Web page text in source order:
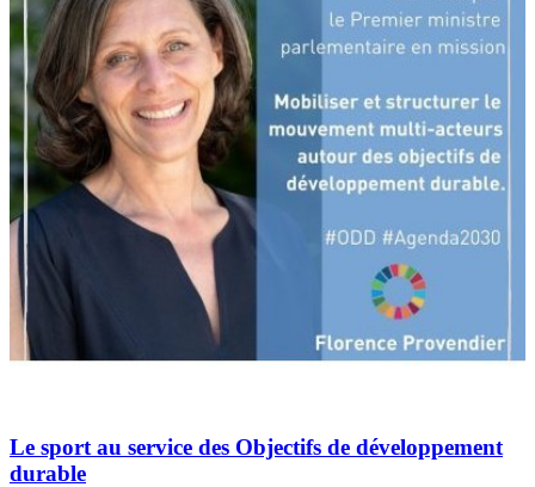
Le sport au service des Objectifs de développement
durable